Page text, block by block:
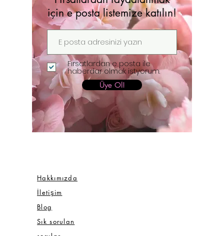
için e posta listemize katılın!
Fırsatlardan e posta ile
haberdar olmak istyorum.
Üye Ol!
Hakkımızda
İletişim
Blog
Sık sorulan